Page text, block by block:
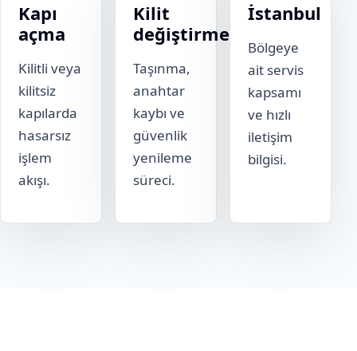
Kapı
açma
Kilitli veya
kilitsiz
kapılarda
hasarsız
işlem
akışı.
Kilit
değiştirme
Taşınma,
anahtar
kaybı ve
güvenlik
yenileme
süreci.
İstanbul
Bölgeye
ait servis
kapsamı
ve hızlı
iletişim
bilgisi.